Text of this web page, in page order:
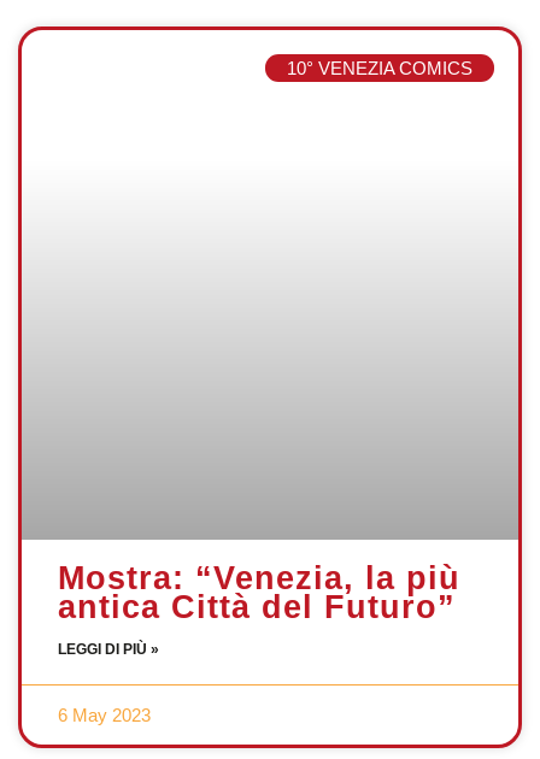
10° VENEZIA COMICS
Mostra: “Venezia, la più
antica Città del Futuro”
LEGGI DI PIÙ »
6 May 2023